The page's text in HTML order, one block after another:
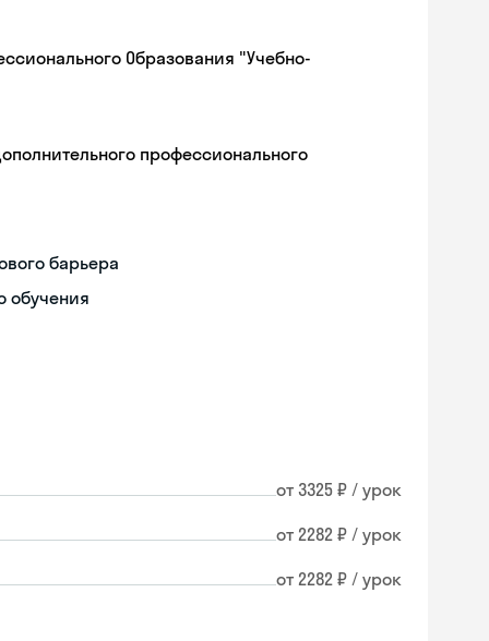
Образования "Учебно-
профессионального
барьера
обучения
от 3325 ₽ / урок
от 2282 ₽ / урок
от 2282 ₽ / урок